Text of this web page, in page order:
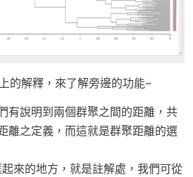
的解釋，來了解旁邊的功能~
有說明到兩個群聚之間的距離，共
離之定義，而這就是群聚距離的選
來的地方，就是註解處，我們可從